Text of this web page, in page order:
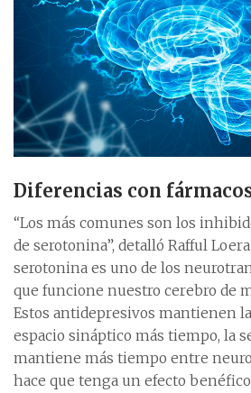
Diferencias con
“Los más comunes son los
de serotonina”, detalló Rafful
serotonina es uno de los
que funcione nuestro cerebro de
Estos antidepresivos mantienen
espacio sináptico más tiempo, la
mantiene más tiempo entre
hace que tenga un efecto